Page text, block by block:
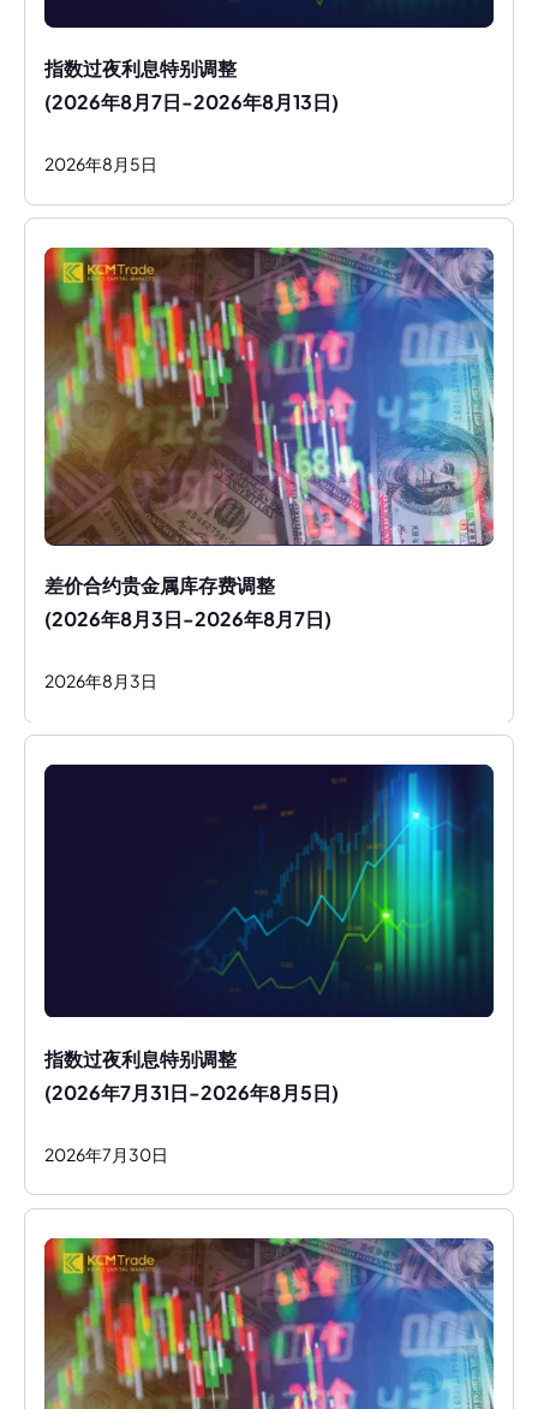
指数过夜利息特别调整
(2026年8月7日-2026年8月13日)
2026年8 月 5日
差价合约贵金属库存费调整
(2026年8月3日-2026年8月7日)
2026年8 月 3日
指数过夜利息特别调整
(2026年7月31日-2026年8月5日)
2026年7 月 30日